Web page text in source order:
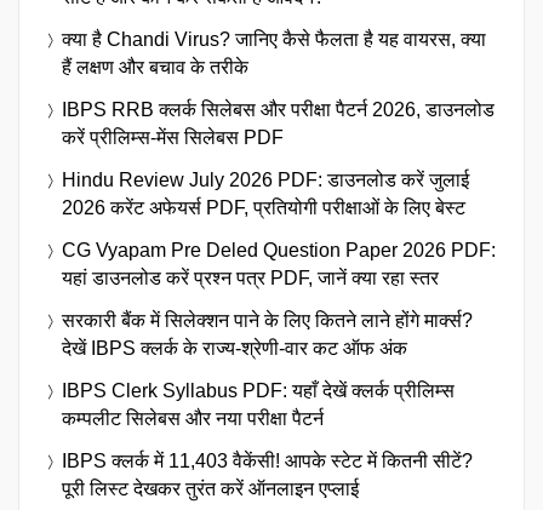
क्या है Chandi Virus? जानिए कैसे फैलता है यह वायरस, क्या
हैं लक्षण और बचाव के तरीके
IBPS RRB क्लर्क सिलेबस और परीक्षा पैटर्न 2026, डाउनलोड
करें प्रीलिम्स-मेंस सिलेबस PDF
Hindu Review July 2026 PDF: डाउनलोड करें जुलाई
2026 करेंट अफेयर्स PDF, प्रतियोगी परीक्षाओं के लिए बेस्ट
CG Vyapam Pre Deled Question Paper 2026 PDF:
यहां डाउनलोड करें प्रश्न पत्र PDF, जानें क्या रहा स्तर
सरकारी बैंक में सिलेक्शन पाने के लिए कितने लाने होंगे मार्क्स?
देखें IBPS क्लर्क के राज्य-श्रेणी-वार कट ऑफ अंक
IBPS Clerk Syllabus PDF: यहाँ देखें क्लर्क प्रीलिम्स
कम्पलीट सिलेबस और नया परीक्षा पैटर्न
IBPS क्लर्क में 11,403 वैकेंसी! आपके स्टेट में कितनी सीटें?
पूरी लिस्ट देखकर तुरंत करें ऑनलाइन एप्लाई